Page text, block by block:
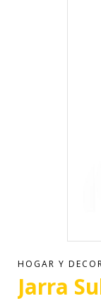
HOGAR Y
Jarra